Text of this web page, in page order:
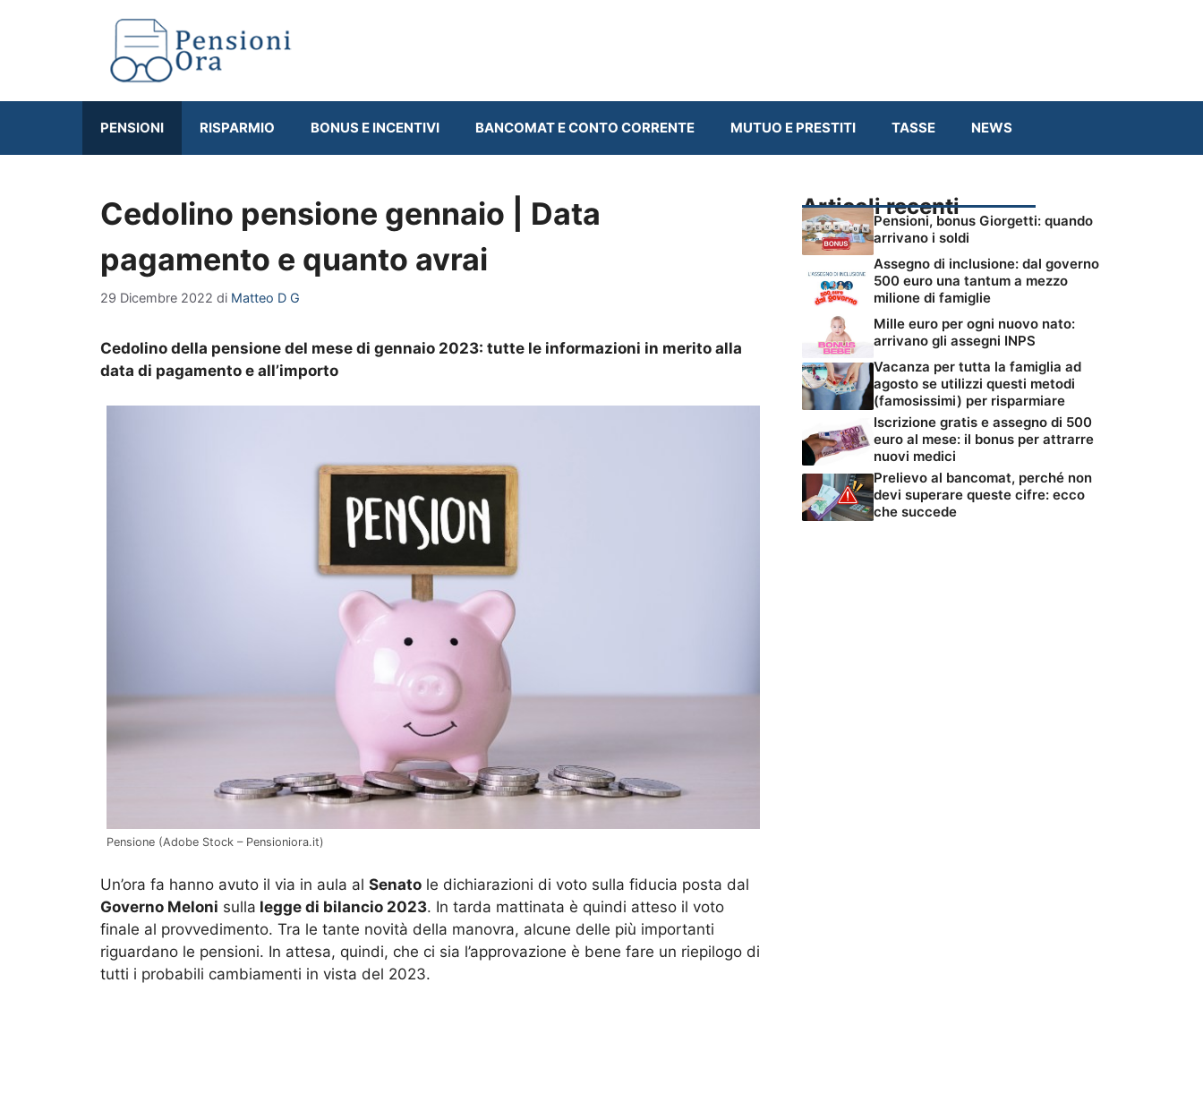
PENSIONI RISPARMIO BONUS E INCENTIVI BANCOMAT E CONTO CORRENTE MUTUO E PRESTITI TASSE NEWS
Cedolino pensione gennaio | Data
pagamento e quanto avrai
29 Dicembre 2022 di Matteo D G
Cedolino della pensione del mese di gennaio 2023: tutte le informazioni in merito alla
data di pagamento e all’importo
Pensione (Adobe Stock – Pensioniora.it)
Un’ora fa hanno avuto il via in aula al Senato le dichiarazioni di voto sulla fiducia posta dal
Governo Meloni sulla legge di bilancio 2023. In tarda mattinata è quindi atteso il voto
finale al provvedimento. Tra le tante novità della manovra, alcune delle più importanti
riguardano le pensioni. In attesa, quindi, che ci sia l’approvazione è bene fare un riepilogo di
tutti i probabili cambiamenti in vista del 2023.
Articoli recenti
Pensioni, bonus Giorgetti: quando
arrivano i soldi
Assegno di inclusione: dal governo
500 euro una tantum a mezzo
milione di famiglie
Mille euro per ogni nuovo nato:
arrivano gli assegni INPS
Vacanza per tutta la famiglia ad
agosto se utilizzi questi metodi
(famosissimi) per risparmiare
Iscrizione gratis e assegno di 500
euro al mese: il bonus per attrarre
nuovi medici
Prelievo al bancomat, perché non
devi superare queste cifre: ecco
che succede